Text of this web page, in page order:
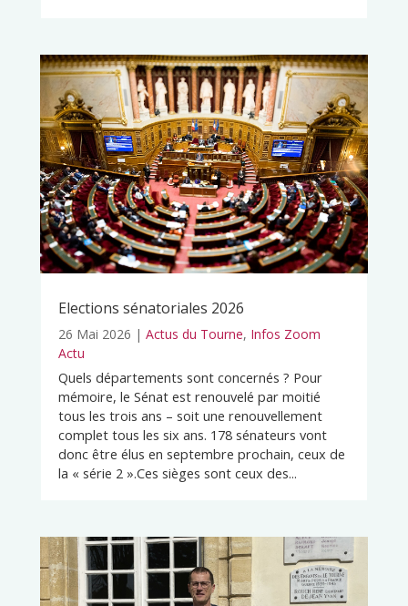
Elections sénatoriales 2026
26 Mai 2026 | Actus du Tourne, Infos Zoom
Actu
Quels départements sont concernés ? Pour
mémoire, le Sénat est renouvelé par moitié
tous les trois ans – soit une renouvellement
complet tous les six ans. 178 sénateurs vont
donc être élus en septembre prochain, ceux de
la « série 2 ».Ces sièges sont ceux des...